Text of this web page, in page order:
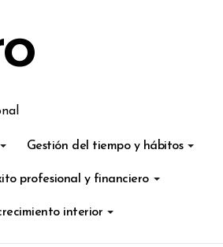
Gestión del tiempo y hábitos
profesional y financiero
interior